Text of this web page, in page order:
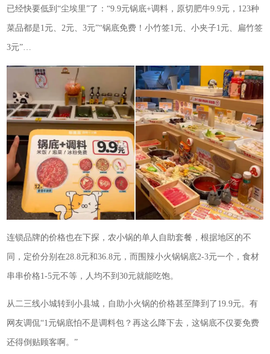
已经快要低到“尘埃里”了：“9.9元锅底+调料，原切肥牛9.9元，123种
菜品都是1元、2元、3元”“锅底免费！小竹签1元、小夹子1元、扁竹签
3元”…
连锁品牌的价格也在下探，农小锅的单人自助套餐，根据地区的不
同，定价分别在28.8元和36.8元，而围辣小火锅锅底2-3元一个，食材
串串价格1-5元不等，人均不到30元就能吃饱。
从二三线小城转到小县城，自助小火锅的价格甚至降到了19.9元。有
网友调侃“1元锅底怕不是调料包？再这么降下去，这锅底不仅要免费
还得倒贴顾客啊。”